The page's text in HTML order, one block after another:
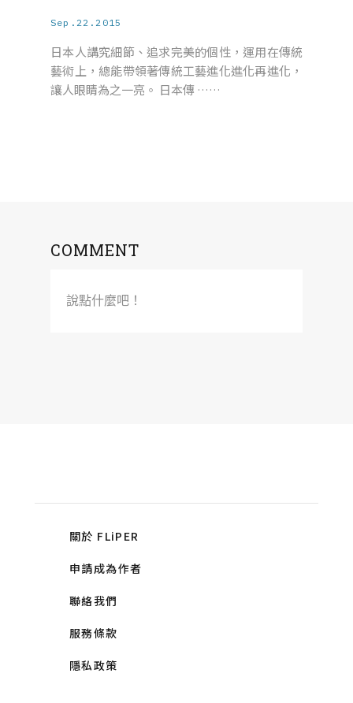
Sep.22.2015
日本人講究細節、追求完美的個性，運用在傳統
藝術上，總能帶領著傳統工藝進化進化再進化，
讓人眼睛為之一亮。 日本傳 ……
COMMENT
說點什麼吧！
關於 FLiPER
申請成為作者
聯絡我們
服務條款
隱私政策